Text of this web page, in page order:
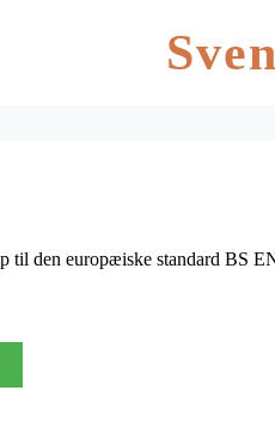
til den europæiske standard BS